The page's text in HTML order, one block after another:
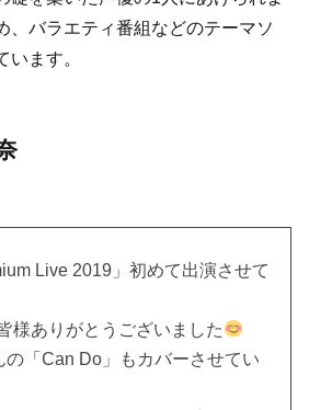
、バラエティ番組などのテーマソ
います。
Live 2019」初めて出演させて
様ありがとうございました
「Can Do」もカバーさせてい